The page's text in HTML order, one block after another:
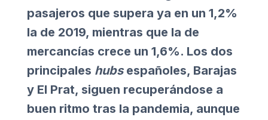
pasajeros que supera ya en un 1,2%
la de 2019, mientras que la de
mercancías crece un 1,6%. Los dos
principales hubsespañoles, Barajas
y El Prat, siguen recuperándose a
buen ritmo tras la pandemia, aunque